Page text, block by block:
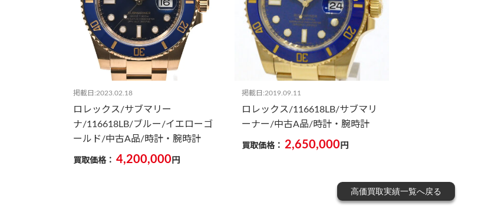
掲載日:2023.02.18
ロレックス/サブマリー
ナ/116618LB/ブルー/イエローゴ
ールド/中古A品/時計・腕時計
買取価格： 4,200,000 円
掲載日:2019.09.11
ロレックス/116618LB/サブマリ
ーナー/中古A品/時計・腕時計
買取価格： 2,650,000 円
高価買取実績一覧へ戻る